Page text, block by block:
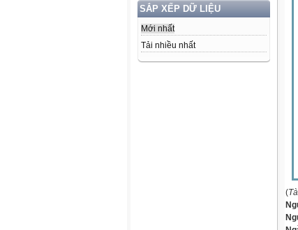
SẮP XẾP DỮ LIỆU
Mới nhất
Tải nhiều nhất
(